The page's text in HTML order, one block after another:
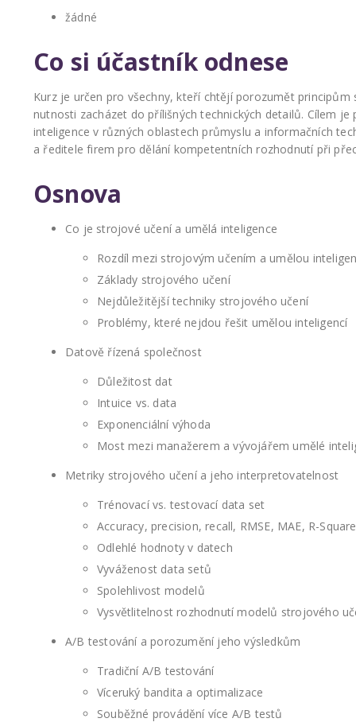
žádné
Co si účastník odnese
Kurz je určen pro všechny, kteří chtějí porozumět
nutnosti zacházet do přílišných technických detailů. Cílem
inteligence v různých oblastech průmyslu a informačních
a ředitele firem pro dělání kompetentních rozhodnutí při
Osnova
Co je strojové učení a umělá inteligence
Rozdíl mezi strojovým učením a umělou
Základy strojového učení
Nejdůležitější techniky strojového učení
Problémy, které nejdou řešit umělou inteligencí
Datově řízená společnost
Důležitost dat
Intuice vs. data
Exponenciální výhoda
Most mezi manažerem a vývojářem umělé
Metriky strojového učení a jeho interpretovatelnost
Trénovací vs. testovací data set
Accuracy, precision, recall, RMSE, MAE, R-Square
Odlehlé hodnoty v datech
Vyváženost data setů
Spolehlivost modelů
Vysvětlitelnost rozhodnutí modelů strojového
A/B testování a porozumění jeho výsledkům
Tradiční A/B testování
Víceruký bandita a optimalizace
Souběžné provádění více A/B testů